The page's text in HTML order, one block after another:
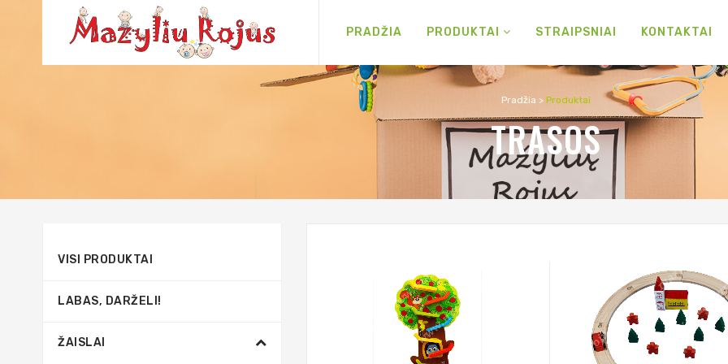
PRADŽIA PRODUKTAI STRAIPSNIAI KONTAKTAI
Pradžia > Produktai
TRASOS
VISI PRODUKTAI
LABAS, DARŽELI!
ŽAISLAI